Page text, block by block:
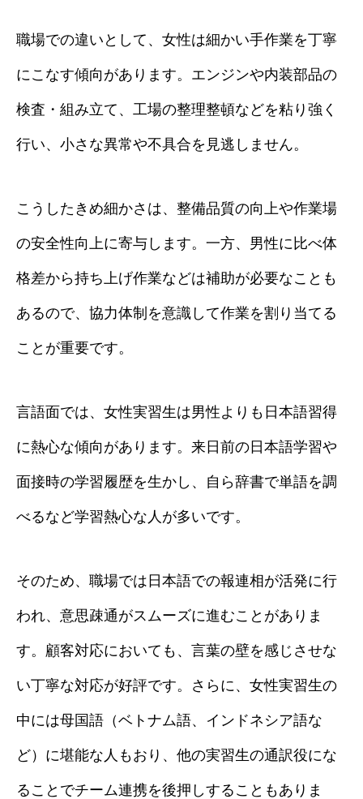
職場での違いとして、女性は細かい手作業を丁寧
にこなす傾向があります。エンジンや内装部品の
検査・組み立て、工場の整理整頓などを粘り強く
行い、小さな異常や不具合を見逃しません。
こうしたきめ細かさは、整備品質の向上や作業場
の安全性向上に寄与します。一方、男性に比べ体
格差から持ち上げ作業などは補助が必要なことも
あるので、協力体制を意識して作業を割り当てる
ことが重要です。
言語面では、女性実習生は男性よりも日本語習得
に熱心な傾向があります。来日前の日本語学習や
面接時の学習履歴を生かし、自ら辞書で単語を調
べるなど学習熱心な人が多いです。
そのため、職場では日本語での報連相が活発に行
われ、意思疎通がスムーズに進むことがありま
す。顧客対応においても、言葉の壁を感じさせな
い丁寧な対応が好評です。さらに、女性実習生の
中には母国語（ベトナム語、インドネシア語な
ど）に堪能な人もおり、他の実習生の通訳役にな
ることでチーム連携を後押しすることもありま